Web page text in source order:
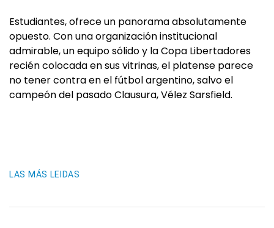
Estudiantes, ofrece un panorama absolutamente
opuesto. Con una organización institucional
admirable, un equipo sólido y la Copa Libertadores
recién colocada en sus vitrinas, el platense parece
no tener contra en el fútbol argentino, salvo el
campeón del pasado Clausura, Vélez Sarsfield.
LAS MÁS LEIDAS